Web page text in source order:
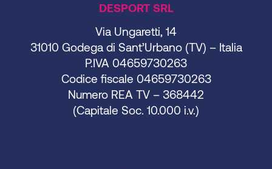
DESPORT SRL
Via Ungaretti, 14
31010 Godega di Sant’Urbano (TV) – Italia
P.IVA 04659730263
Codice fiscale 04659730263
Numero REA TV – 368442
(Capitale Soc. 10.000 i.v.)